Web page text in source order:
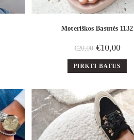
Moteriškos Basutės 1132
€20,00 €10,00
PIRKTI BATUS